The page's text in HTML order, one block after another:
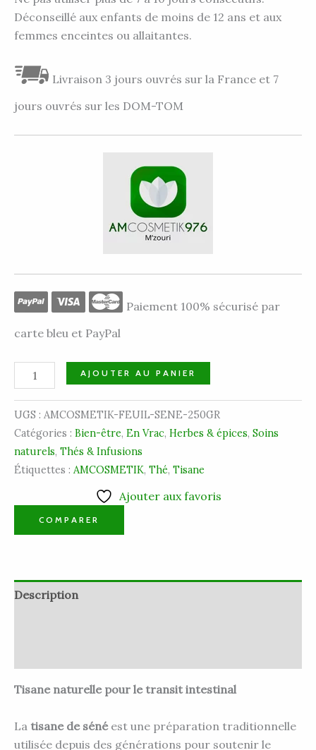
Déconseillé aux enfants de moins de 12 ans et aux
femmes enceintes ou allaitantes.
Livraison 3 jours ouvrés sur la France et 7
jours ouvrés sur les DOM-TOM
Paiement 100% sécurisé par
carte bleu et PayPal
AJOUTER AU PANIER
UGS : AMCOSMETIK-FEUIL-SENE-250GR
Catégories : Bien-être, En Vrac, Herbes & épices, Soins
naturels, Thés & Infusions
Étiquettes : AMCOSMETIK, Thé, Tisane
Ajouter aux favoris
COMPARER
Description
Tisane naturelle pour le transit intestinal
La tisane de sénéest une préparation traditionnelle
utilisée depuis des générations pour soutenir le